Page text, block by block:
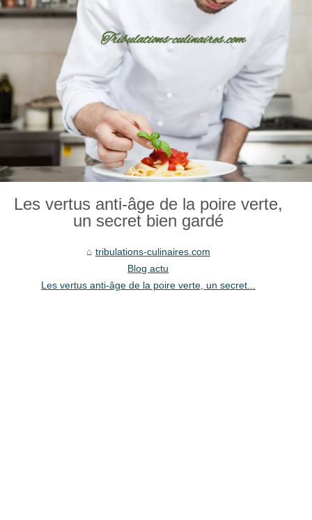
Les vertus anti-âge de la poire verte,
un secret bien gardé
tribulations-culinaires.com
Blog actu
Les vertus anti-âge de la poire verte, un secret...